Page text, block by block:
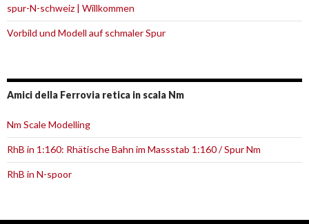
spur-N-schweiz | Willkommen
Vorbild und Modell auf schmaler Spur
Amici della Ferrovia retica in scala Nm
Nm Scale Modelling
RhB in 1:160: Rhätische Bahn im Massstab 1:160 / Spur Nm
RhB in N-spoor